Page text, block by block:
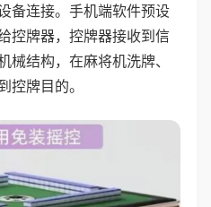
备连接。手机端软件预设
控牌器，控牌器接收到信
械结构，在麻将机洗牌、
控牌目的。